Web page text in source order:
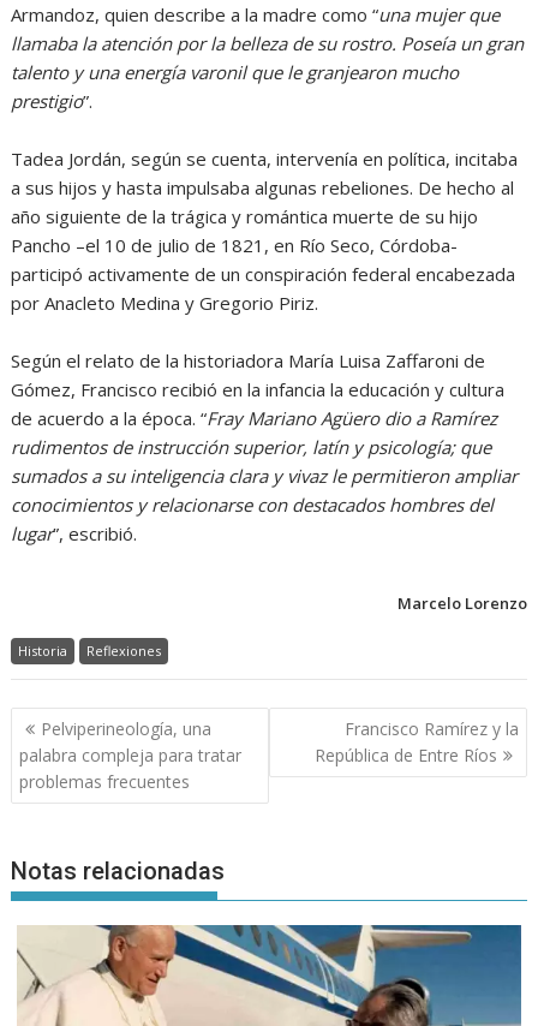
Armandoz, quien describe a la madre como “una mujer que
llamaba la atención por la belleza de su rostro. Poseía un gran
talento y una energía varonil que le granjearon mucho
prestigio”.
Tadea Jordán, según se cuenta, intervenía en política, incitaba
a sus hijos y hasta impulsaba algunas rebeliones. De hecho al
año siguiente de la trágica y romántica muerte de su hijo
Pancho –el 10 de julio de 1821, en Río Seco, Córdoba-
participó activamente de un conspiración federal encabezada
por Anacleto Medina y Gregorio Piriz.
Según el relato de la historiadora María Luisa Zaffaroni de
Gómez, Francisco recibió en la infancia la educación y cultura
de acuerdo a la época. “Fray Mariano Agüero dio a Ramírez
rudimentos de instrucción superior, latín y psicología; que
sumados a su inteligencia clara y vivaz le permitieron ampliar
conocimientos y relacionarse con destacados hombres del
lugar”, escribió.
Marcelo Lorenzo
Historia Reflexiones
Navegación
de
entradas
Pelviperineología, una
palabra compleja para tratar
problemas frecuentes
Francisco Ramírez y la
República de Entre Ríos
Notas relacionadas